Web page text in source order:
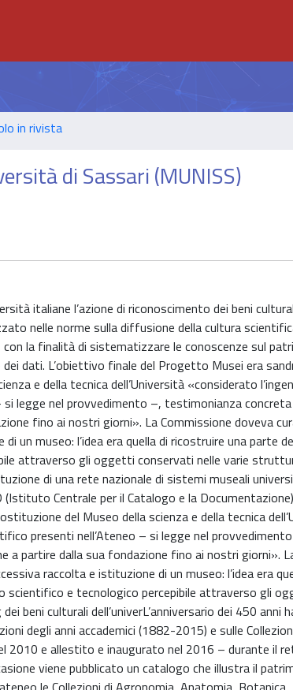
in rivista
di Sassari (MUNISS)
italiane l’azione di riconoscimento dei beni
nelle norme sulla diffusione della cultura
la finalità di sistematizzare le conoscenze sul
dati. L’obiettivo finale del Progetto Musei era
e della tecnica dell’Università «considerato
legge nel provvedimento –, testimonianza
fino ai nostri giorni». La Commissione doveva
museo: l’idea era quella di ricostruire una parte
attraverso gli oggetti conservati nelle varie
di una rete nazionale di sistemi museali
Centrale per il Catalogo e la
del Museo della scienza e della tecnica
presenti nell’Ateneo – si legge nel
partire dalla sua fondazione fino ai nostri giorni».
raccolta e istituzione di un museo: l’idea era
scientifico e tecnologico percepibile attraverso gli
beni culturali dell’univerL’anniversario dei 450
degli anni accademici (1882-2015) e sulle
2010 e allestito e inaugurato nel 2016 – durante il
viene pubblicato un catalogo che illustra il